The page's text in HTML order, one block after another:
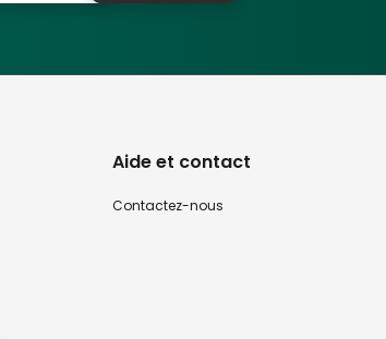
Aide et contact
Contactez-nous